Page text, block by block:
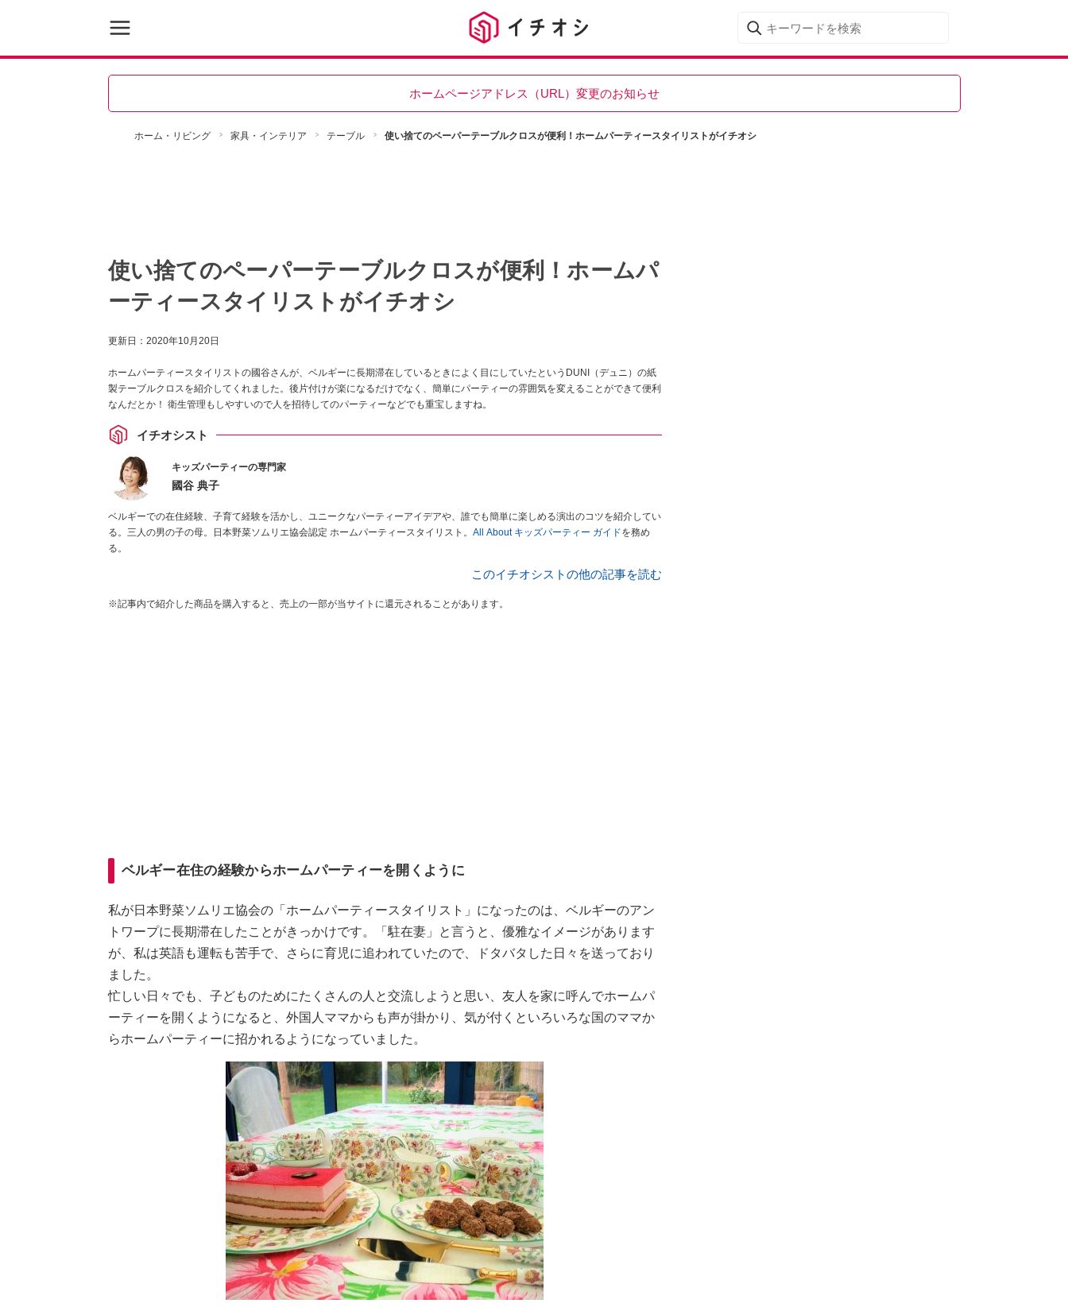
ホームページアドレス（URL）変更のお知らせ
ホーム・リビング 家具・インテリア テーブル 使い捨てのペーパーテーブルクロスが便利！ホームパーティースタイリストがイチオシ
使い捨てのペーパーテーブルクロスが便利！ホームパ
ーティースタイリストがイチオシ
更新日： 2020年10月20日
ホームパーティースタイリストの國谷さんが、ベルギーに長期滞在しているときによく目にしていたというDUNI（デュニ）の紙
製テーブルクロスを紹介してくれました。後片付けが楽になるだけでなく、簡単にパーティーの雰囲気を変えることができて便利
なんだとか！ 衛生管理もしやすいので人を招待してのパーティーなどでも重宝しますね。
イチオシスト
キッズパーティーの専門家
國谷 典子
ベルギーでの在住経験、子育て経験を活かし、ユニークなパーティーアイデアや、誰でも簡単に楽しめる演出のコツを紹介してい
る。三人の男の子の母。日本野菜ソムリエ協会認定 ホームパーティースタイリスト。 All About キッズパーティー ガイドを務め
る。
このイチオシストの他の記事を読む
※記事内で紹介した商品を購入すると、売上の一部が当サイトに還元されることがあります。
ベルギー在住の経験からホームパーティーを開くように
私が日本野菜ソムリエ協会の「ホームパーティースタイリスト」になったのは、ベルギーのアン
トワープに長期滞在したことがきっかけです。「駐在妻」と言うと、優雅なイメージがあります
が、私は英語も運転も苦手で、さらに育児に追われていたので、ドタバタした日々を送っており
ました。
忙しい日々でも、子どものためにたくさんの人と交流しようと思い、友人を家に呼んでホームパ
ーティーを開くようになると、外国人ママからも声が掛かり、気が付くといろいろな国のママか
らホームパーティーに招かれるようになっていました。